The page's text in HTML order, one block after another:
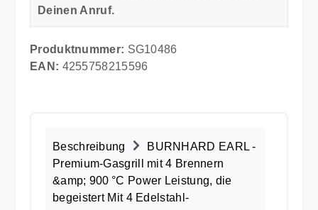
Deinen Anruf.
Produktnummer: SG10486
EAN: 4255758215596
Beschreibung
BURNHARD EARL -
Premium-Gasgrill mit 4 Brennern
&amp; 900 °C Power Leistung, die
begeistert Mit 4 Edelstahl-